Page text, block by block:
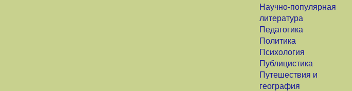
Научно-популярная
литература
Педагогика
Политика
Психология
Публицистика
Путешествия и
география